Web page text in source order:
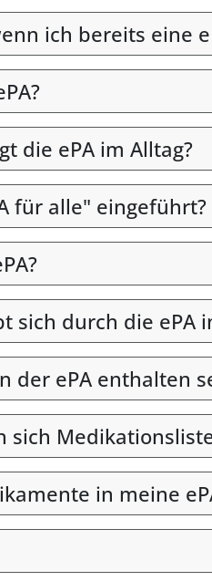
ich bereits eine
die ePA im Alltag?
für alle" eingeführt?
sich durch die ePA
der ePA enthalten
sich
in meine